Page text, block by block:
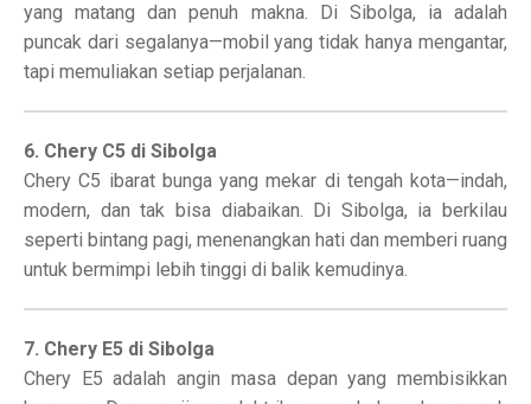
yang matang dan penuh makna. Di Sibolga, ia adalah
puncak dari segalanya—mobil yang tidak hanya mengantar,
tapi memuliakan setiap perjalanan.
6. Chery C5 di Sibolga
Chery C5 ibarat bunga yang mekar di tengah kota—indah,
modern, dan tak bisa diabaikan. Di Sibolga, ia berkilau
seperti bintang pagi, menenangkan hati dan memberi ruang
untuk bermimpi lebih tinggi di balik kemudinya.
7. Chery E5 di Sibolga
Chery E5 adalah angin masa depan yang membisikkan